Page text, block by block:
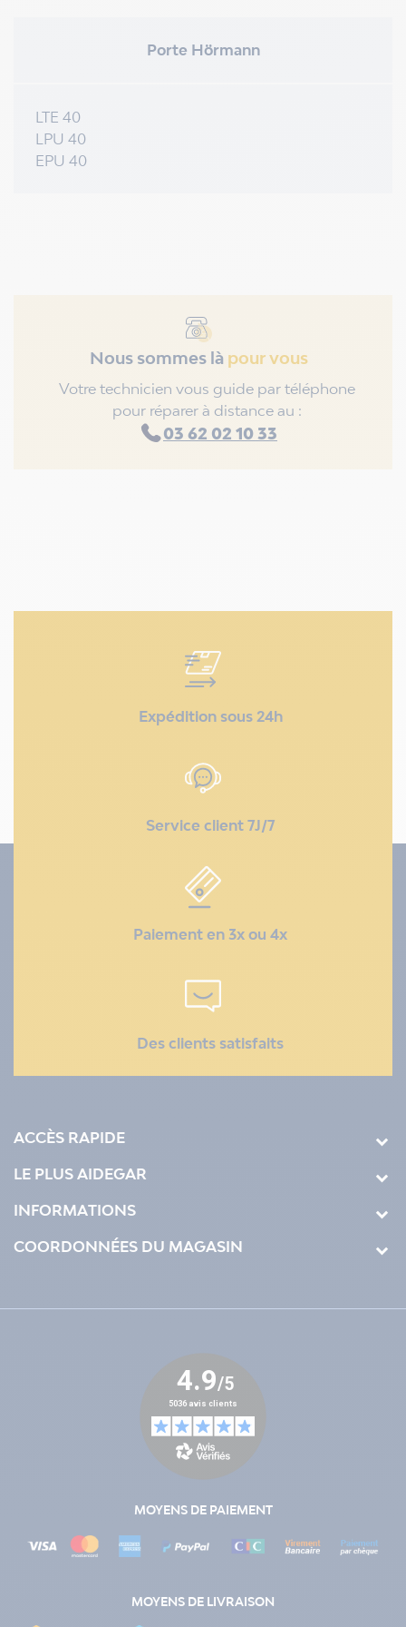
Porte Hörmann
LTE 40
LPU 40
EPU 40
Nous sommes là pour vous
Votre technicien vous guide par téléphone
pour réparer à distance au :
03 62 02 10 33
Expédition sous 24h
Service client 7J/7
Paiement en 3x ou 4x
Des clients satisfaits
ACCÈS RAPIDE
LE PLUS AIDEGAR
INFORMATIONS
COORDONNÉES DU MAGASIN
MOYENS DE PAIEMENT
MOYENS DE LIVRAISON